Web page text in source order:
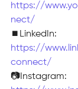
https://
nect/
⏹️LinkedIn:
https://
connect/
📷Instagram: